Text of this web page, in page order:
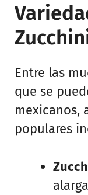
Entre las
que se
mexicanos,
populares